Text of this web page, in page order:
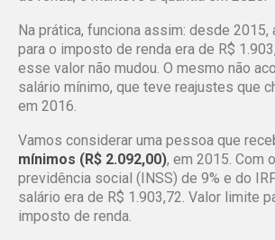
Na prática, funciona assim: desde 2015,
para o imposto de renda era de R$
esse valor não mudou. O mesmo não
salário mínimo, que teve reajustes que
em 2016.
Vamos considerar uma pessoa que
mínimos (R$ 2.092,00), em 2015. Com
previdência social (INSS) de 9% e do
salário era de R$ 1.903,72. Valor limite
imposto de renda.